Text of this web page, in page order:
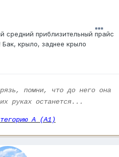
средний приблизительный прайс
крыло, заднее крыло
помни, что до него она
руках останется...
А (А1)